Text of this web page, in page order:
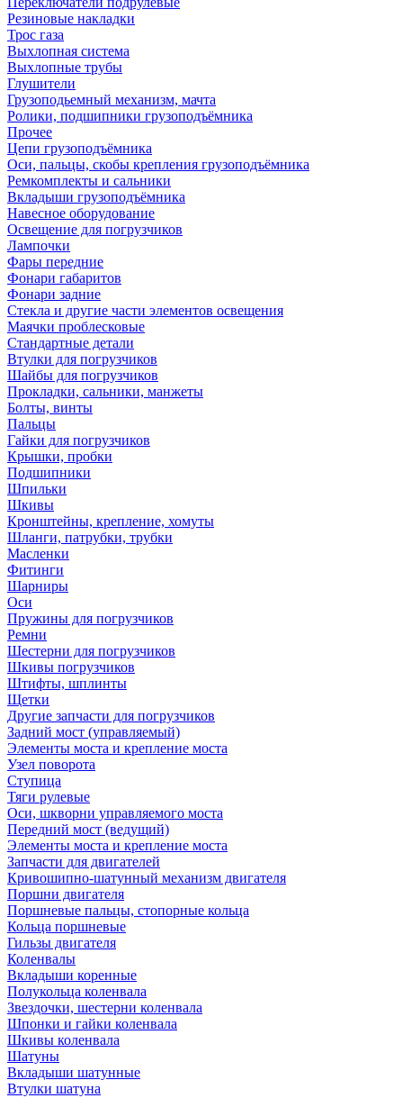
Резиновые накладки
Трос газа
Выхлопная система
Выхлопные трубы
Глушители
Грузоподьемный механизм, мачта
Ролики, подшипники грузоподъёмника
Прочее
Цепи грузоподъёмника
Оси, пальцы, скобы крепления грузоподъёмника
Ремкомплекты и сальники
Вкладыши грузоподъёмника
Навесное оборудование
Освещение для погрузчиков
Лампочки
Фары передние
Фонари габаритов
Фонари задние
Стекла и другие части элементов освещения
Маячки проблесковые
Стандартные детали
Втулки для погрузчиков
Шайбы для погрузчиков
Прокладки, сальники, манжеты
Болты, винты
Пальцы
Гайки для погрузчиков
Крышки, пробки
Подшипники
Шпильки
Шкивы
Кронштейны, крепление, хомуты
Шланги, патрубки, трубки
Масленки
Фитинги
Шарниры
Оси
Пружины для погрузчиков
Ремни
Шестерни для погрузчиков
Шкивы погрузчиков
Штифты, шплинты
Щетки
Другие запчасти для погрузчиков
Задний мост (управляемый)
Элементы моста и крепление моста
Узел поворота
Ступица
Тяги рулевые
Оси, шкворни управляемого моста
Передний мост (ведущий)
Элементы моста и крепление моста
Запчасти для двигателей
Кривошипно-шатунный механизм двигателя
Поршни двигателя
Поршневые пальцы, стопорные кольца
Кольца поршневые
Гильзы двигателя
Коленвалы
Вкладыши коренные
Полукольца коленвала
Звездочки, шестерни коленвала
Шпонки и гайки коленвала
Шкивы коленвала
Шатуны
Вкладыши шатунные
Втулки шатуна